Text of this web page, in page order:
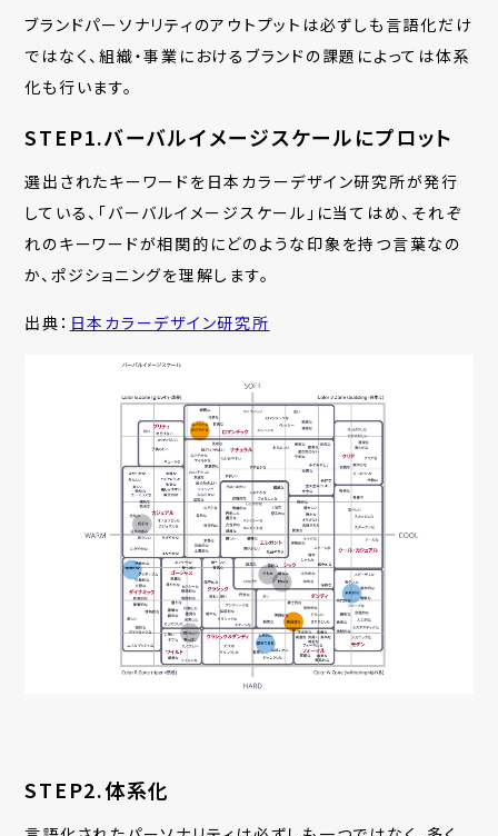
ブランドパーソナリティのアウトプットは必ずしも言語化だけ
ではなく、組織・事業におけるブランドの課題によっては体系
化も行います。
STEP1.バーバルイメージスケールにプロット
選出されたキーワードを日本カラーデザイン研究所が発行
している、「バーバルイメージスケール」に当てはめ、それぞ
れのキーワードが相関的にどのような印象を持つ言葉なの
か、ポジショニングを理解します。
出典： 日本カラーデザイン研究所
STEP2.体系化